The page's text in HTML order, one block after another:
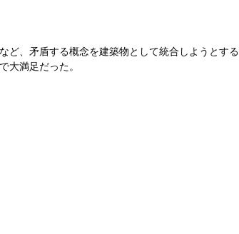
ど、矛盾する概念を建築物として統合しようとする
大満足だった。